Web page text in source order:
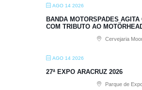
AGO 14 2026
BANDA MOTORSPADES
COM TRIBUTO AO
Cervejaria
AGO 14 2026
27ª EXPO ARACRUZ 2026
Parque de